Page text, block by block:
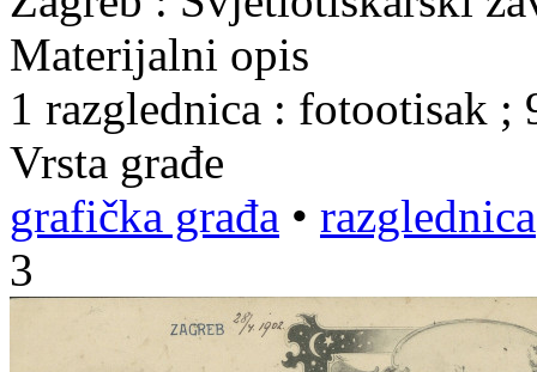
Materijalni opis
1 razglednica : fotootisak ;
Vrsta građe
grafička građa • razglednica
3